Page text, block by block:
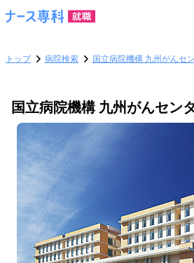
トップ 病院検索 国立病院機構 九州がんセ
国立病院機構 九州がんセン